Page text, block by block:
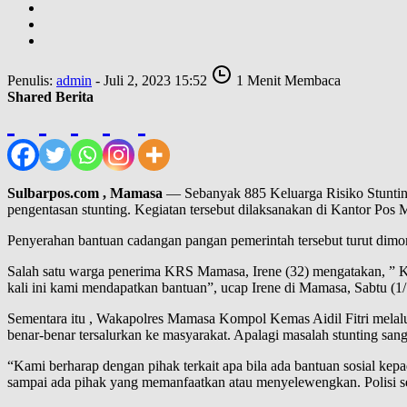
Penulis: admin - Juli 2, 2023 15:52
1 Menit Membaca
Shared Berita
Sulbarpos.com , Mamasa — Sebanyak 885 Keluarga Risiko
pengentasan stunting. Kegiatan tersebut dilaksanakan di Kantor Pos
Penyerahan bantuan cadangan pangan pemerintah tersebut turut
Salah satu warga penerima KRS Mamasa, Irene (32) mengatakan,
kali ini kami mendapatkan bantuan”, ucap Irene di Mamasa, Sabtu
Sementara itu , Wakapolres Mamasa Kompol Kemas Aidil Fitri
benar-benar tersalurkan ke masyarakat. Apalagi masalah stunting
“Kami berharap dengan pihak terkait apa bila ada bantuan sosial
sampai ada pihak yang memanfaatkan atau menyelewengkan. Polisi